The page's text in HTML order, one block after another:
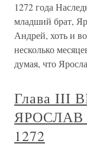
1272 года
младший брат,
Андрей, хоть и
несколько
думая, что
Глава III
ЯРОСЛАВ
1272